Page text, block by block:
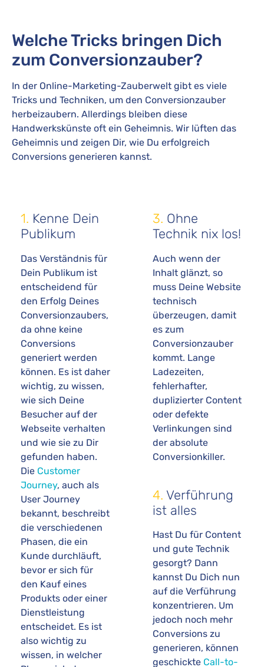
Welche Tricks bringen Dich
zum Conversionzauber?
In der Online-Marketing-Zauberwelt gibt es viele
Tricks und Techniken, um den Conversionzauber
herbeizaubern. Allerdings bleiben diese
Handwerkskünste oft ein Geheimnis. Wir lüften das
Geheimnis und zeigen Dir, wie Du erfolgreich
Conversions generieren kannst.
1. Kenne Dein
Publikum
Das Verständnis für
Dein Publikum ist
entscheidend für
den Erfolg Deines
Conversionzaubers,
da ohne keine
Conversions
generiert werden
können. Es ist daher
wichtig, zu wissen,
wie sich Deine
Besucher auf der
Webseite verhalten
und wie sie zu Dir
gefunden haben.
Die Customer
Journey, auch als
User Journey
bekannt, beschreibt
die verschiedenen
Phasen, die ein
Kunde durchläuft,
bevor er sich für
den Kauf eines
Produkts oder einer
Dienstleistung
entscheidet. Es ist
also wichtig zu
wissen, in welcher
3. Ohne
Technik nix los!
Auch wenn der
Inhalt glänzt, so
muss Deine Website
technisch
überzeugen, damit
es zum
Conversionzauber
kommt. Lange
Ladezeiten,
fehlerhafter,
duplizierter Content
oder defekte
Verlinkungen sind
der absolute
Conversionkiller.
4. Verführung
ist alles
Hast Du für Content
und gute Technik
gesorgt? Dann
kannst Du Dich nun
auf die Verführung
konzentrieren. Um
jedoch noch mehr
Conversions zu
generieren, können
geschickte Call-to-